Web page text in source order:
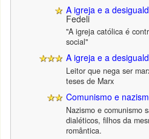
A igreja e a
Fedeli
"A igreja católica é
social"
A igreja e a
Leitor que nega ser
teses de Marx
Comunismo e
Nazismo e comunismo
dialéticos, filhos da
romântica.